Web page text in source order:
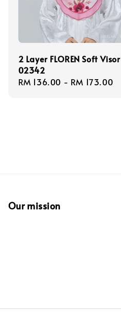
2 Layer FLOREN Soft Visor
02342
Regular
RM 136.00 - RM 173.00
Our mission